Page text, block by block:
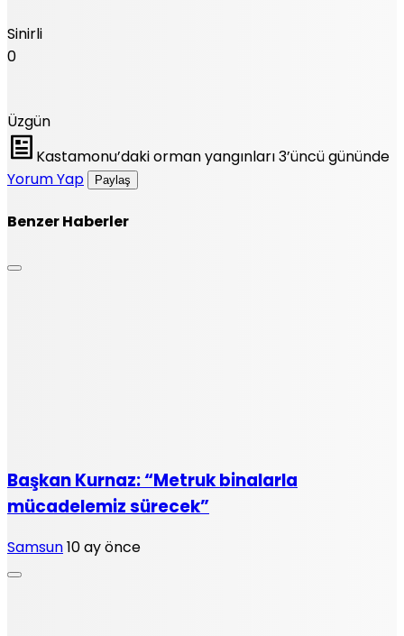
Sinirli
0
Üzgün
Kastamonu’daki orman yangınları 3’üncü gününde
Yorum Yap
Paylaş
Benzer Haberler
Başkan Kurnaz: “Metruk binalarla
mücadelemiz sürecek”
Samsun10 ay önce